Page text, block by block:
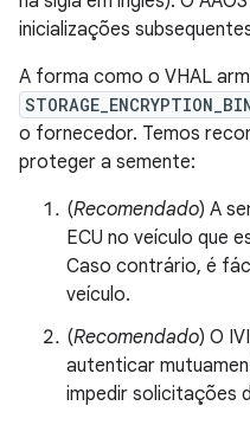
inicializações
A forma como o VHAL
o fornecedor. Temos
proteger a semente:
(Recomendado) A
ECU no veículo que
Caso contrário, é
veículo.
(Recomendado) O
autenticar
impedir solicitações